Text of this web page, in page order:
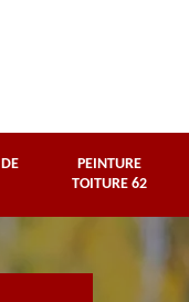
PEINTURE
TOITURE 62